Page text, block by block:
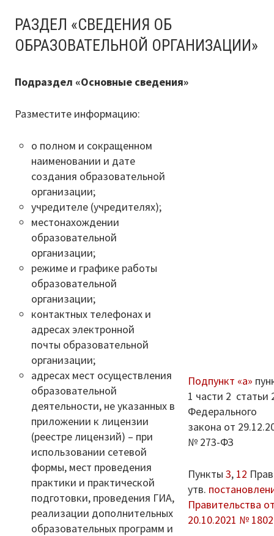
Информация о ЕГЭ
Медалисты
Образование
РИС ЭОД
Программа развития
Августовские доклады
Психолого-педагогический класс
Дистанционное образование
Дошкольное образование
Перечень информационных систем
Всероссийская олимпиада школьников
Деятельность
Школа Минпроса России
Школьное питание
Комплексная безопасность
Противодействие терроризму и
экстремизму
Безопасность дорожного движения
РАЗДЕЛ «СВЕДЕНИЯ ОБ
ОБРАЗОВАТЕЛЬНОЙ ОРГАНИЗАЦИИ»
Подраздел «Основные сведения»
Разместите информацию:
о полном и сокращенном
наименовании и дате
создания образовательной
организации;
учредителе (учредителях);
местонахождении
образовательной
организации;
режиме и графике работы
образовательной
организации;
контактных телефонах и
адресах электронной
почты образовательной
организации;
адресах мест осуществления
образовательной
деятельности, не указанных в
приложении к лицензии
(реестре лицензий) – при
использовании сетевой
формы, мест проведения
практики и практической
подготовки, проведения ГИА,
реализации дополнительных
образовательных программ и
Подпункт «а»
1 части 2 статьи
Федерального
закона от
№ 273-ФЗ
Пункты3, 12
утв.
Правительства
20.10.2021 № 1802